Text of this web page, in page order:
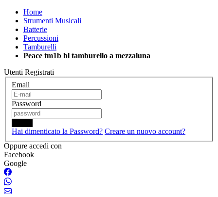
Home
Strumenti Musicali
Batterie
Percussioni
Tamburelli
Peace tm1b bl tamburello a mezzaluna
Utenti Registrati
Email
Password
Hai dimenticato la Password? Creare un nuovo account?
Oppure accedi con
Facebook
Google